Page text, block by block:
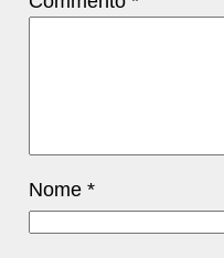
Nome *